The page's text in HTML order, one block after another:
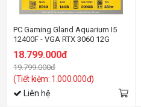
PC Gaming Gland Aquarium I5
12400F - VGA RTX 3060 12G
18.799.000đ
19.799.000đ
(Tiết kiệm: 1.000.000đ)
Liên hệ